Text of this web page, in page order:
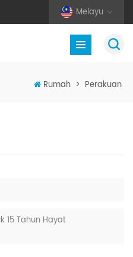
Melayu
Rumah > Perakuan
15 Tahun Hayat